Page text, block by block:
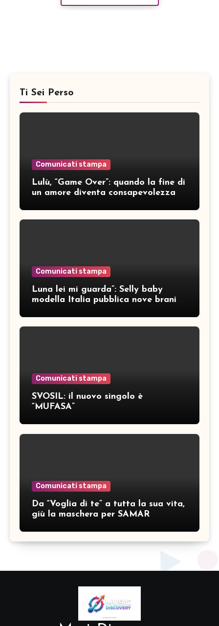
Ti Sei Perso
Comunicati stampa
Lulù, “Game Over”: quando la fine di
un amore diventa consapevolezza
Comunicati stampa
Luna lei mi guarda”: Selly baby
modella Italia pubblica nove brani
Comunicati stampa
SVOSIL: il nuovo singolo è
“MUFASA”
Comunicati stampa
Da “Voglia di te” a tutta la sua vita,
giù la maschera per SAMAR